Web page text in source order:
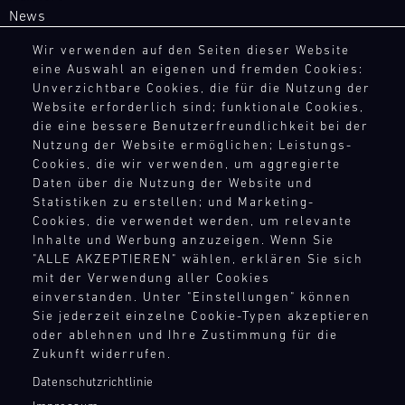
versorgt
Motorsport-
Kunden
kurzfristig
mit
notwendigen
Jahr
bei
diversen
Rennserien
und
Events
versorgt
unsere
Motorsport-
Kunden
kurzfristig
mit
den
notwendigen
personalisieren
Sie
Ihr
Erlebnis
mit
Extras
wie
einem
Porsche
Instrukteur,
der
Oder
wählen
Sie
den
GP-
Rennstrecken
in
Europa
exklusiv
für
Porsche
GT
Rennfahrzeuge
mit
begrenzter
Teilnehmerzahl:
Testen
Sie
Ihr
eigenes
Fahrzeug
auf
der
Strecke,
Porsche
Experience
Master
GT3
RS
Mugello
Circuit
Bild
Alles,
was
zählt.
Auf
der
Rennstrecke
und
in
der
Theorie.
14.08.
DTM
DTM
Nürburgring
Bild
Der
DTM
14.08.
Wir verwenden auf den Seiten dieser Website
eine Auswahl an eigenen und fremden Cookies:
Unverzichtbare Cookies, die für die Nutzung der
Website erforderlich sind; funktionale Cookies,
die eine bessere Benutzerfreundlichkeit bei der
Nutzung der Website ermöglichen; Leistungs-
Cookies, die wir verwenden, um aggregierte
Daten über die Nutzung der Website und
Statistiken zu erstellen; und Marketing-
Cookies, die verwendet werden, um relevante
Inhalte und Werbung anzuzeigen. Wenn Sie
"ALLE AKZEPTIEREN" wählen, erklären Sie sich
mit der Verwendung aller Cookies
einverstanden. Unter "Einstellungen" können
Sie jederzeit einzelne Cookie-Typen akzeptieren
oder ablehnen und Ihre Zustimmung für die
Zukunft widerrufen.
Datenschutzrichtlinie
News
RECHTSHINWEIS
AEB
AGB
Widerrufsbelehrung
Impressum
Compliance
Hinweisgebersystem
Menschenrechte
Teilnahmebedingungen
KONTAKTPUNKTE
Kontakt